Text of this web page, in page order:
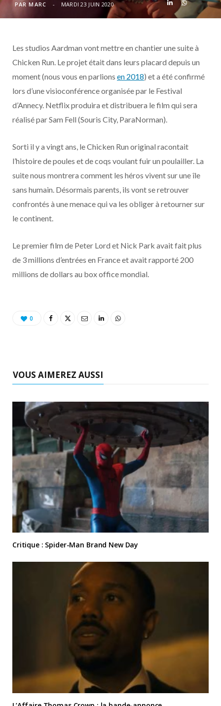
o t
r
r
m
e
u
PAR MARC MARDI 23 JUIN 2020
Les studios Aardman vont mettre en chantier une suite à
Chicken Run. Le projet était dans leurs placard depuis un
moment (nous vous en parlions en 2018) et a été confirmé
lors d’une visioconférence organisée par le Festival
d’Annecy. Netflix produira et distribuera le film qui sera
réalisé par Sam Fell (Souris City, ParaNorman).
Sorti il y a vingt ans, le Chicken Run original racontait
l’histoire de poules et de coqs voulant fuir un poulailler. La
suite nous montrera comment les héros vivent sur une île
sans humain. Désormais parents, ils vont se retrouver
confrontés à une menace qui va les obliger à retourner sur
le continent.
Le premier film de Peter Lord et Nick Park avait fait plus
de 3 millions d’entrées en France et avait rapporté 200
millions de dollars au box office mondial.
0
VOUS AIMEREZ AUSSI
Critique : Spider-Man Brand New Day